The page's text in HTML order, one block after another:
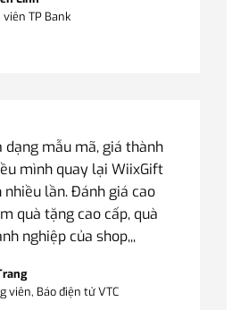
viên TP Bank
dạng mẫu mã, giá thành
mình quay lại WiixGift
nhiều lần. Đánh giá cao
quà tặng cao cấp, quà
nghiệp của shop,,,
viên, Báo điện tử VTC